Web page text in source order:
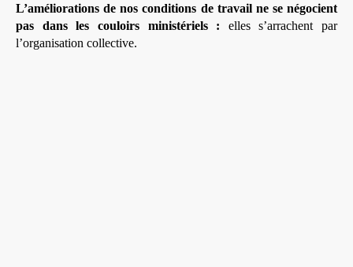
L’améliorations de nos conditions de travail ne se négocient
pas dans les couloirs ministériels : elles s’arrachent par
l’organisation collective.